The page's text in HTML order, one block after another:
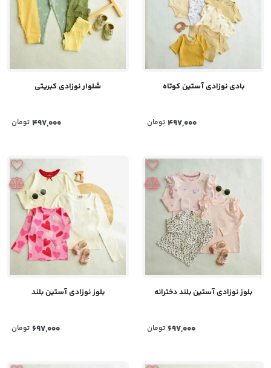
بادی نوزادی آستین کوتاه
497,000 تومان
شلوار نوزادی کبریتی
497,000 تومان
بلوز نوزادی آستین بلند دخترانه
697,000 تومان
بلوز نوزادی آستین بلند
697,000 تومان